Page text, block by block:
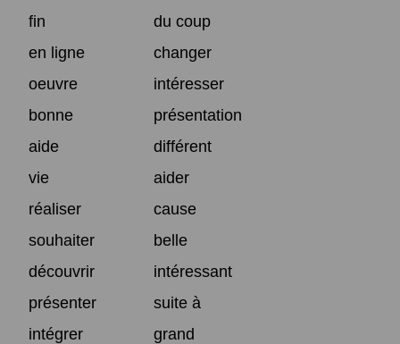
fin
du coup
en ligne
changer
oeuvre
intéresser
bonne
présentation
aide
différent
vie
aider
réaliser
cause
souhaiter
belle
découvrir
intéressant
présenter
suite à
intégrer
grand